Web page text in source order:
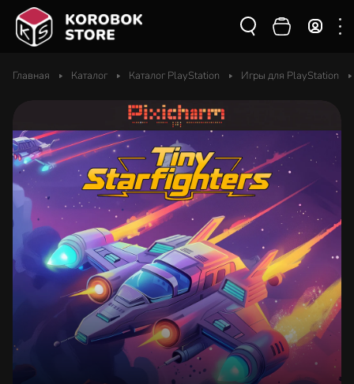
Главная Каталог Каталог PlayStation Игры для PlayStation